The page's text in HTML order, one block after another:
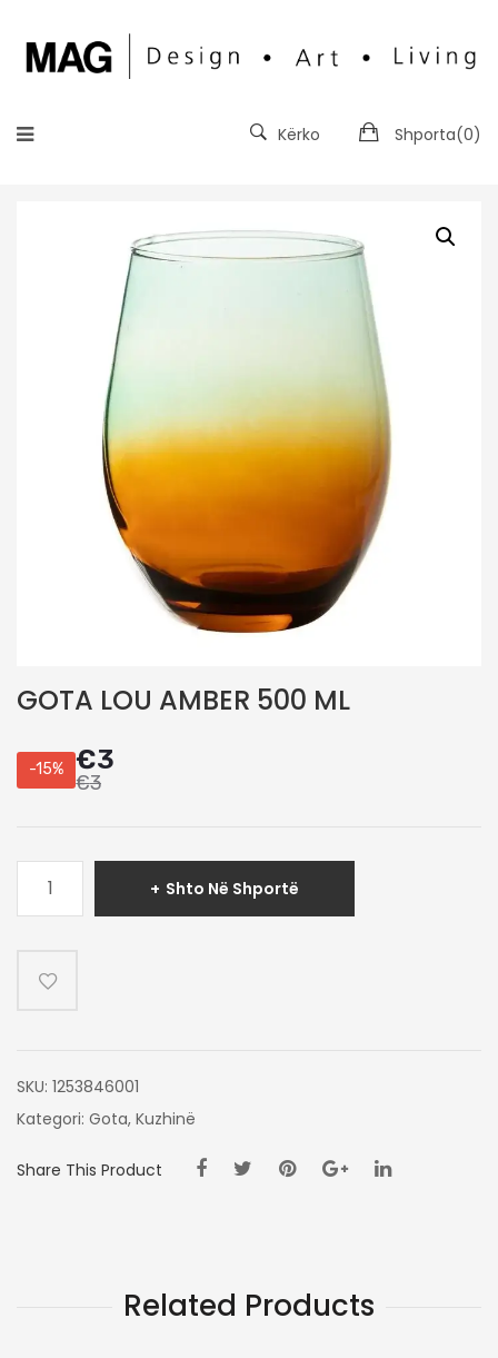
Shporta(0)
Kërko
GOTA LOU AMBER 500 ML
-15% €3
€3
GOTA
500
Shto Në Shportë
SKU: 1253846001
Kategori: Gota, Kuzhinë
Share This Product
Related Products